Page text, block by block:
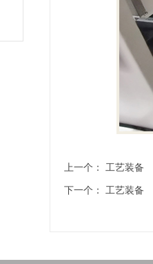
上一个： 工艺装备
下一个： 工艺装备